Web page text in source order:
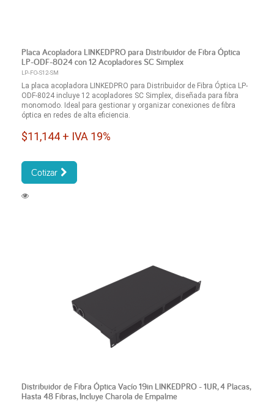
Placa Acopladora LINKEDPRO para Distribuidor de Fibra Óptica
LP-ODF-8024 con 12 Acopladores SC Simplex
LP-FO-S12-SM
La placa acopladora LINKEDPRO para Distribuidor de Fibra Óptica LP-
ODF-8024 incluye 12 acopladores SC Simplex, diseñada para fibra
monomodo. Ideal para gestionar y organizar conexiones de fibra
óptica en redes de alta eficiencia.
$11,144 + IVA 19%
Cotizar
Distribuidor de Fibra Óptica Vacío 19in LINKEDPRO - 1UR, 4 Placas,
Hasta 48 Fibras, Incluye Charola de Empalme